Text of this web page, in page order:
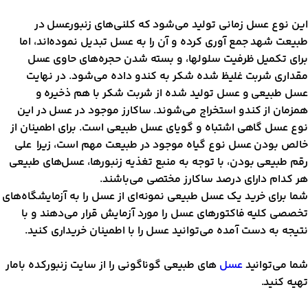
نوع عسل زمانی تولید می‌شود که کلنی‌های زنبورعسل در
شهد جمع آوری کرده و آن را به عسل تبدیل نموده‌اند، اما
تکمیل ظرفیت سلولها، و بسته شدن حجره‌های حاوی عسل
شربت غلیظ شده شکر به کندو داده می‌شود. در نهایت
طبیعی و عسل تولید شده از شربت شکر با هم ذخیره و
از کندو استخراج می‌شوند. ساکارز موجود در عسل در این
عسل گاهی اشتباه و گویای عسل طبیعی است. برای اطمینان از
بودن عسل نوع گیاه موجود در طبیعت مهم است، زیرا علی
طبیعی بودن، با توجه به منبع تغذیه زنبورها، عسل‌های طبیعی
کدام دارای درصد ساکارز مختصی می‌باشند.
برای خرید یک عسل طبیعی نمونه‌ای از عسل را به آزمایشگاه‌های
کلیه فاکتورهای عسل را مورد آزمایش قرار می‌دهند و با
به دست آمده می‌توانید عسل را با اطمینان خریداری کنید.
می‌توانیدعسلهای طبیعی گوناگونی را از سایت زنبورکده بامار
کنید.